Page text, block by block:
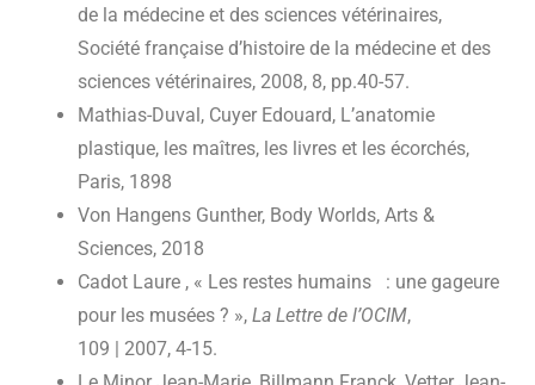
de la médecine et des sciences vétérinaires,
Société française d’histoire de la médecine et des
sciences vétérinaires, 2008, 8, pp.40-57.
Mathias-Duval, Cuyer Edouard, L’anatomie
plastique, les maîtres, les livres et les écorchés,
Paris, 1898
Von Hangens Gunther, Body Worlds, Arts &
Sciences, 2018
Cadot Laure , « Les restes humains : une gageure
pour les musées ? », La Lettre de l’OCIM,
109 | 2007, 4-15.